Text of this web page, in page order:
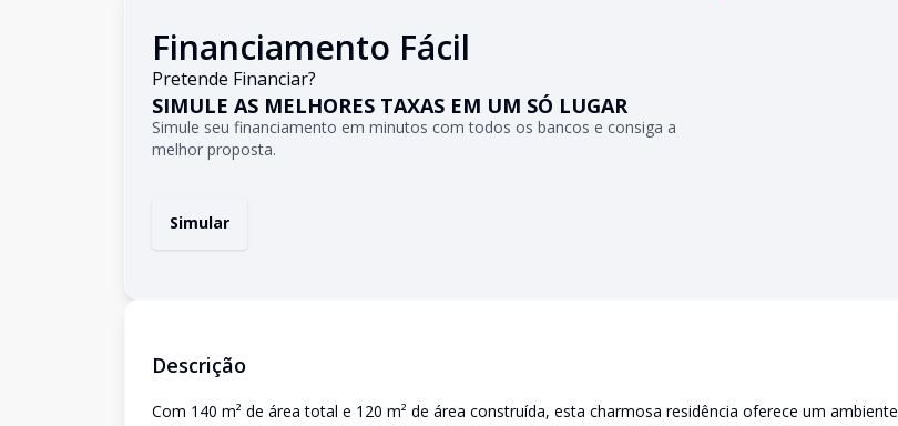
Financiamento Fácil
Pretende Financiar?
SIMULE AS MELHORES TAXAS EM UM SÓ LUGAR
Simule seu financiamento em minutos com todos os bancos e consiga a
melhor proposta.
Simular
Descrição
Com 140 m² de área total e 120 m² de área construída, esta charmosa residência oferece um ambiente